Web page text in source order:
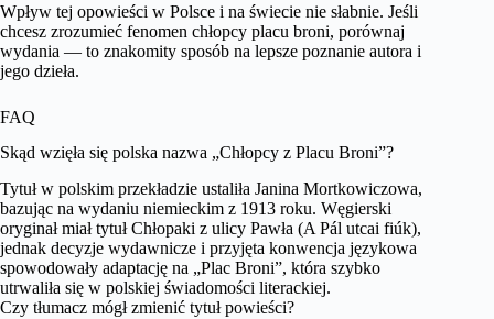
Wpływ tej opowieści w Polsce i na świecie nie słabnie. Jeśli
chcesz zrozumieć fenomen chłopcy placu broni, porównaj
wydania — to znakomity sposób na lepsze poznanie autora i
jego dzieła.
FAQ
Skąd wzięła się polska nazwa „Chłopcy z Placu Broni”?
Tytuł w polskim przekładzie ustaliła Janina Mortkowiczowa,
bazując na wydaniu niemieckim z 1913 roku. Węgierski
oryginał miał tytuł Chłopaki z ulicy Pawła (A Pál utcai fiúk),
jednak decyzje wydawnicze i przyjęta konwencja językowa
spowodowały adaptację na „Plac Broni”, która szybko
utrwaliła się w polskiej świadomości literackiej.
Czy tłumacz mógł zmienić tytuł powieści?